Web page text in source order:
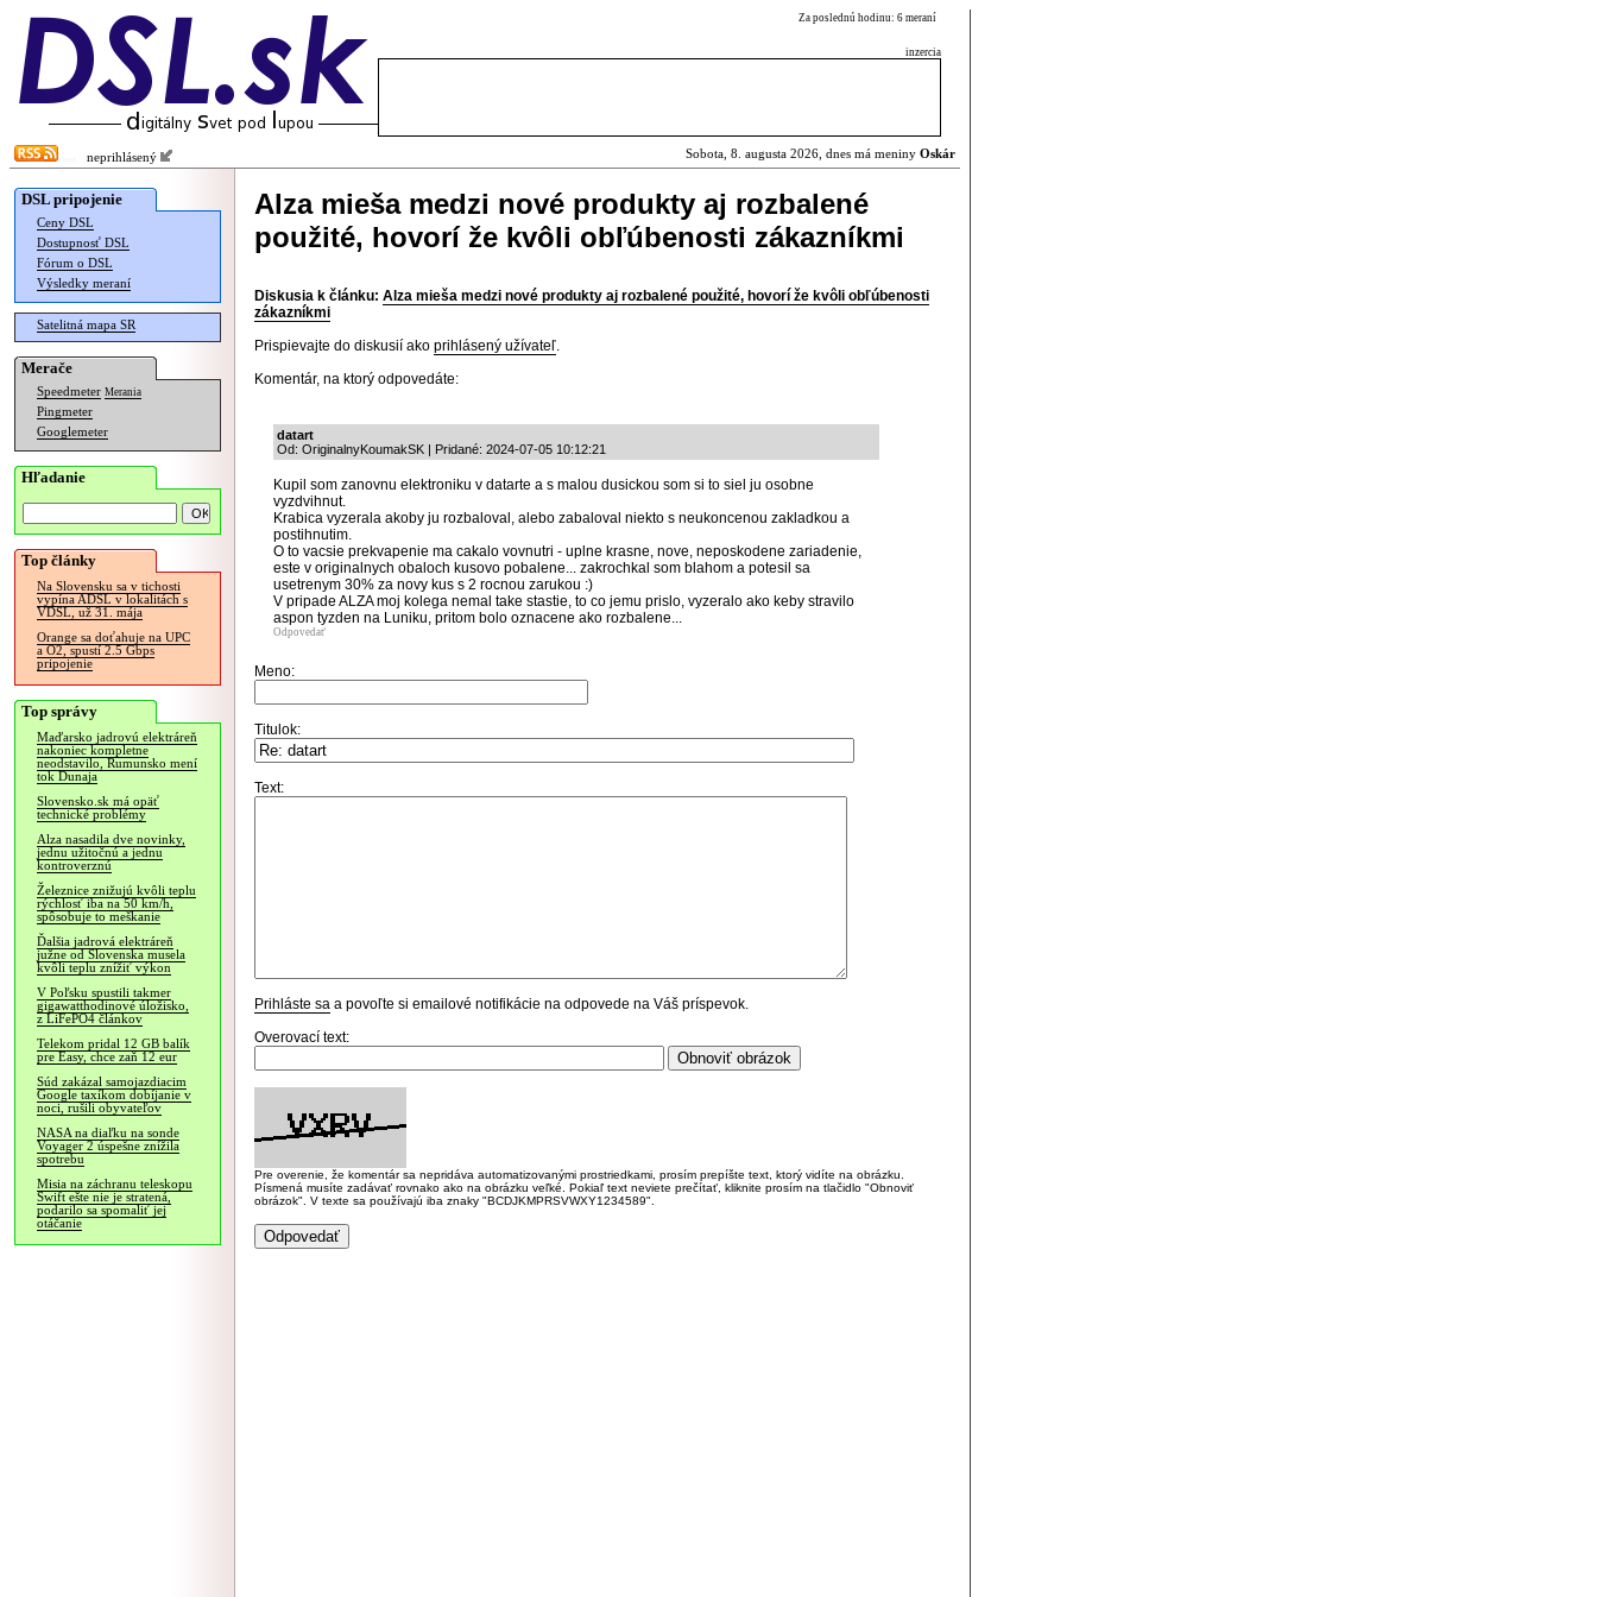
Za poslednú hodinu: 6 meraní
inzercia
neprihlásený Sobota, 8. augusta 2026, dnes má meniny Oskár
DSL pripojenie
Ceny DSL
Dostupnosť DSL
Fórum o DSL
Výsledky meraní
Satelitná mapa SR
Merače
Speedmeter Merania
Pingmeter
Googlemeter
Hľadanie
Top články
Na Slovensku sa v tichosti
vypína ADSL v lokalitách s
VDSL, už 31. mája
Orange sa doťahuje na UPC
a O2, spustí 2.5 Gbps
pripojenie
Top správy
Maďarsko jadrovú elektráreň
nakoniec kompletne
neodstavilo, Rumunsko mení
tok Dunaja
Slovensko.sk má opäť
technické problémy
Alza nasadila dve novinky,
jednu užitočnú a jednu
kontroverznú
Železnice znižujú kvôli teplu
rýchlosť iba na 50 km/h,
spôsobuje to meškanie
Ďalšia jadrová elektráreň
južne od Slovenska musela
kvôli teplu znížiť výkon
V Poľsku spustili takmer
gigawatthodinové úložisko,
z LiFePO4 článkov
Telekom pridal 12 GB balík
pre Easy, chce zaň 12 eur
Súd zakázal samojazdiacim
Google taxíkom dobíjanie v
noci, rušili obyvateľov
NASA na diaľku na sonde
Voyager 2 úspešne znížila
spotrebu
Misia na záchranu teleskopu
Swift ešte nie je stratená,
podarilo sa spomaliť jej
otáčanie
Alza mieša medzi nové produkty aj rozbalené
použité, hovorí že kvôli obľúbenosti zákazníkmi
Diskusia k článku: Alza mieša medzi nové produkty aj rozbalené použité, hovorí že kvôli obľúbenosti
zákazníkmi
Prispievajte do diskusií ako prihlásený užívateľ.
Komentár, na ktorý odpovedáte:
datart
Od: OriginalnyKoumakSK | Pridané: 2024-07-05 10:12:21
Kupil som zanovnu elektroniku v datarte a s malou dusickou som si to siel ju osobne
vyzdvihnut.
Krabica vyzerala akoby ju rozbaloval, alebo zabaloval niekto s neukoncenou zakladkou a
postihnutim.
O to vacsie prekvapenie ma cakalo vovnutri - uplne krasne, nove, neposkodene zariadenie,
este v originalnych obaloch kusovo pobalene... zakrochkal som blahom a potesil sa
usetrenym 30% za novy kus s 2 rocnou zarukou :)
V pripade ALZA moj kolega nemal take stastie, to co jemu prislo, vyzeralo ako keby stravilo
aspon tyzden na Luniku, pritom bolo oznacene ako rozbalene...
Odpovedať
Meno:
Titulok:
Text:
Prihláste sa a povoľte si emailové notifikácie na odpovede na Váš príspevok.
Overovací text:
Pre overenie, že komentár sa nepridáva automatizovanými prostriedkami, prosím prepíšte text, ktorý vidíte na obrázku.
Písmená musíte zadávať rovnako ako na obrázku veľké. Pokiaľ text neviete prečítať, kliknite prosím na tlačidlo "Obnoviť
obrázok". V texte sa používajú iba znaky "BCDJKMPRSVWXY1234589".